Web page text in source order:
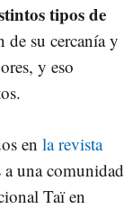
tipos de
de su cercanía y
y eso
en la revista
a una comunidad
Taï en